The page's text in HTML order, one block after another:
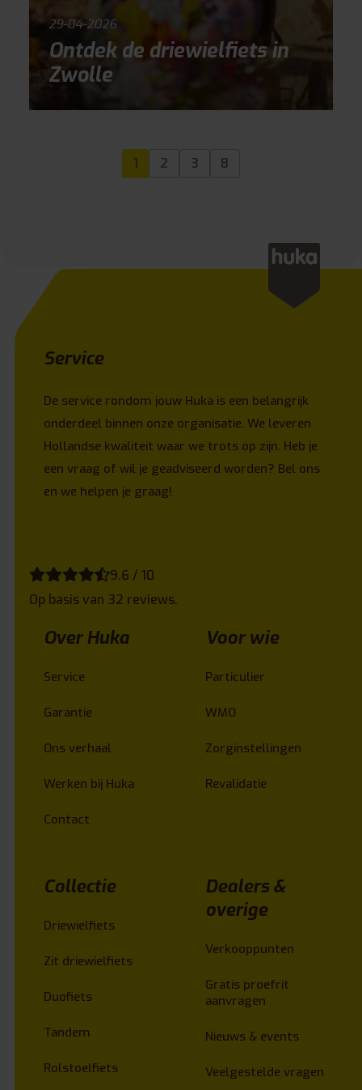
29-04-2026
Ontdek de driewielfiets in
Zwolle
1 2 3 8
Service
De service rondom jouw Huka is een belangrijk
onderdeel binnen onze organisatie. We leveren
Hollandse kwaliteit waar we trots op zijn. Heb je
een vraag of wil je geadviseerd worden? Bel ons
en we helpen je graag!
9.6 / 10
Op basis van 32 reviews.
Over Huka
Service
Garantie
Ons verhaal
Werken bij Huka
Contact
Voor wie
Particulier
WMO
Zorginstellingen
Revalidatie
Collectie
Driewielfiets
Zit driewielfiets
Duofiets
Tandem
Rolstoelfiets
Dealers &
overige
Verkooppunten
Gratis proefrit
aanvragen
Nieuws & events
Veelgestelde vragen